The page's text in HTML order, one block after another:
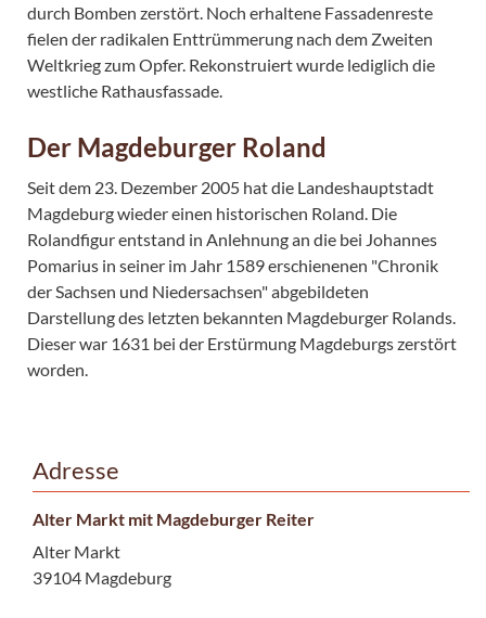
durch Bomben zerstört. Noch erhaltene Fassadenreste
fielen der radikalen Enttrümmerung nach dem Zweiten
Weltkrieg zum Opfer. Rekonstruiert wurde lediglich die
westliche Rathausfassade.
Der Magdeburger Roland
Seit dem 23. Dezember 2005 hat die Landeshauptstadt
Magdeburg wieder einen historischen Roland. Die
Rolandfigur entstand in Anlehnung an die bei Johannes
Pomarius in seiner im Jahr 1589 erschienenen "Chronik
der Sachsen und Niedersachsen" abgebildeten
Darstellung des letzten bekannten Magdeburger Rolands.
Dieser war 1631 bei der Erstürmung Magdeburgs zerstört
worden.
Adresse
Alter Markt mit Magdeburger Reiter
Alter Markt
39104 Magdeburg